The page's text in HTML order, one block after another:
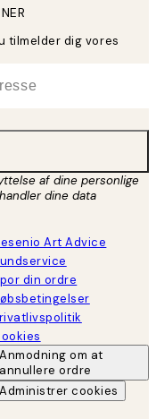
tilmelder dig vores
af dine personlige
dine data
Art Advice
din ordre
Anmodning om at
annullere ordre
Administrer cookies